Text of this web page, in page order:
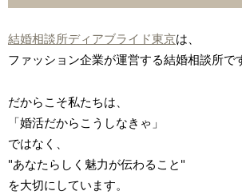
結婚相談所ディアブライド東京は、
ファッション企業が運営する結婚相談所で
だからこそ私たちは、
「婚活だからこうしなきゃ」
ではなく、
"あなたらしく魅力が伝わること"
を大切にしています。